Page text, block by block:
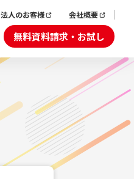
法人のお客様 会社概要
無料資料請求・お試し